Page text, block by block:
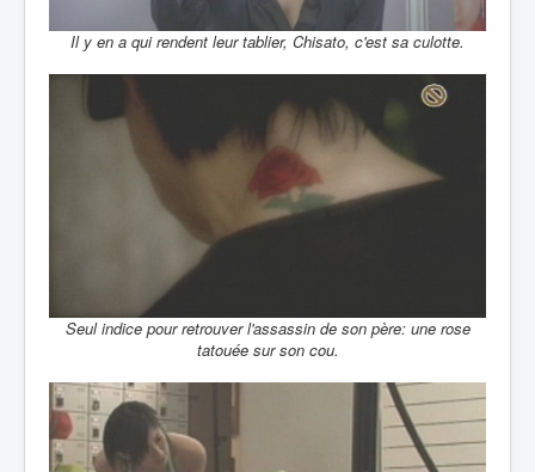
Il y en a qui rendent leur tablier, Chisato, c'est sa culotte.
Seul indice pour retrouver l'assassin de son père: une rose
tatouée sur son cou.